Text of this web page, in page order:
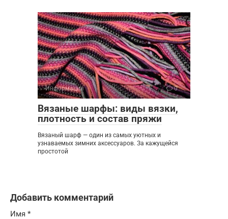
Информация 0
Вязаные шарфы: виды вязки,
плотность и состав пряжи
Вязаный шарф — один из самых уютных и
узнаваемых зимних аксессуаров. За кажущейся
простотой
Добавить комментарий
Имя *